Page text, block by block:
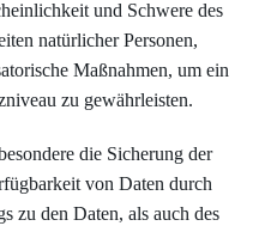
und Schwere des
natürlicher Personen,
Maßnahmen, um ein
zu gewährleisten.
die Sicherung der
von Daten durch
zu den Daten, als auch des